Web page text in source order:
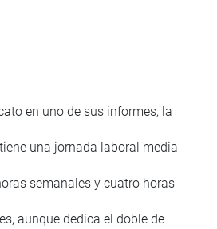
en uno de sus informes, la
una jornada laboral media
semanales y cuatro horas
aunque dedica el doble de